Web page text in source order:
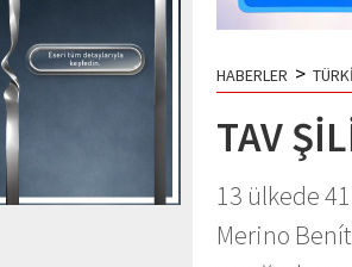
HABERLER >
TAV
13 ülkede
Merino